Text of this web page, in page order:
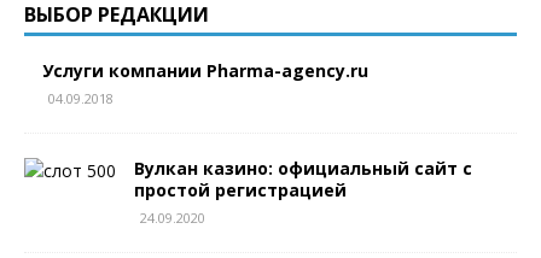
ВЫБОР РЕДАКЦИИ
Услуги компании Pharma-agency.ru
04.09.2018
Вулкан казино: официальный сайт с
простой регистрацией
24.09.2020